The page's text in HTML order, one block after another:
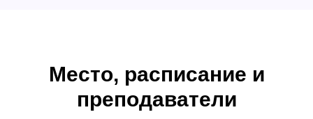
Место, расписание и
преподаватели